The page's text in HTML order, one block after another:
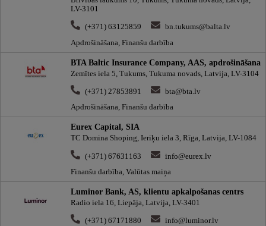
LV-3101
(+371) 63125859
bn.tukums@balta.lv
Apdrošināšana, Finanšu darbība
BTA Baltic Insurance Company, AAS, apdrošināšana
Zemītes iela 5, Tukums, Tukuma novads, Latvija, LV-3104
(+371) 27853891
bta@bta.lv
Apdrošināšana, Finanšu darbība
Eurex Capital, SIA
TC Domina Shoping, Ieriķu iela 3, Rīga, Latvija, LV-1084
(+371) 67631163
info@eurex.lv
Finanšu darbība, Valūtas maiņa
Luminor Bank, AS, klientu apkalpošanas centrs
Radio iela 16, Liepāja, Latvija, LV-3401
(+371) 67171880
info@luminor.lv